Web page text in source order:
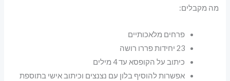
מה מקבלים:
פרחים מלאכותיים
23 יחידות פררו רושה
כיתוב על הקופסא עד 4 מילים
אפשרות להוסיף בלון עם נצנצים וכיתוב אישי בתוספת